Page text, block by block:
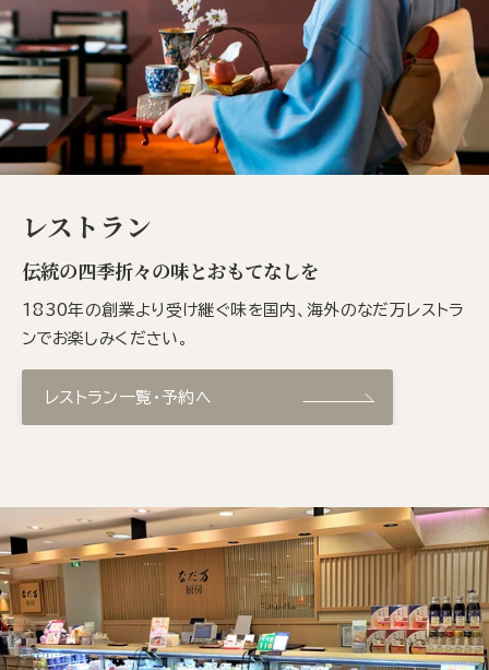
レストラン
伝統の四季折々の味とおもてなしを
1830年の創業より受け継ぐ味を国内、海外のなだ万レストラ
ンでお楽しみください。
レストラン一覧・予約へ